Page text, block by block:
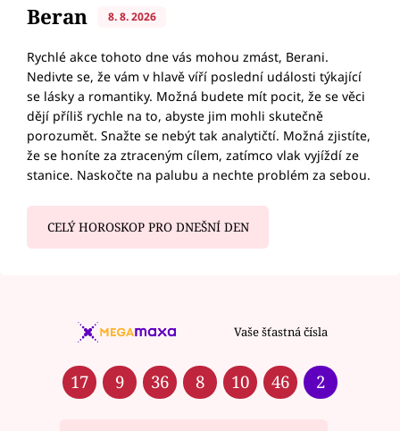
Beran 8. 8. 2026
Rychlé akce tohoto dne vás mohou zmást, Berani.
Nedivte se, že vám v hlavě víří poslední události týkající
se lásky a romantiky. Možná budete mít pocit, že se věci
dějí příliš rychle na to, abyste jim mohli skutečně
porozumět. Snažte se nebýt tak analytičtí. Možná zjistíte,
že se honíte za ztraceným cílem, zatímco vlak vyjíždí ze
stanice. Naskočte na palubu a nechte problém za sebou.
CELÝ HOROSKOP PRO DNEŠNÍ DEN
Vaše šťastná čísla
17 9 36 8 10 46 2